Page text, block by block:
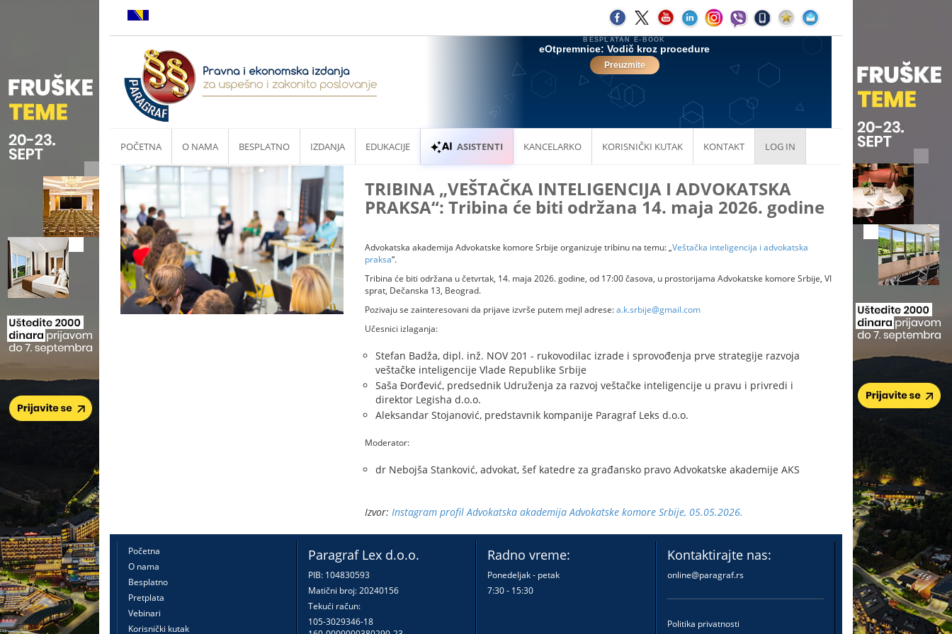
POČETNA O NAMA BESPLATNO IZDANJA EDUKACIJE ASISTENTI KANCELARKO KORISNIČKI KUTAK KONTAKT LOG IN
TRIBINA „VEŠTAČKA INTELIGENCIJA I ADVOKATSKA
PRAKSA“: Tribina će biti održana 14. maja 2026. godine
Advokatska akademija Advokatske komore Srbije organizuje tribinu na temu: „Veštačka inteligencija i advokatska
praksa“.
Tribina će biti održana u četvrtak, 14. maja 2026. godine, od 17:00 časova, u prostorijama Advokatske komore Srbije, VI
sprat, Dečanska 13, Beograd.
Pozivaju se zainteresovani da prijave izvrše putem mejl adrese:a.k.srbije@gmail.com
Učesnici izlaganja:
Stefan Badža, dipl. inž. NOV 201 - rukovodilac izrade i sprovođenja prve strategije razvoja
veštačke inteligencije Vlade Republike Srbije
Saša Đorđević, predsednik Udruženja za razvoj veštačke inteligencije u pravu i privredi i
direktor Legisha d.o.o.
Aleksandar Stojanović, predstavnik kompanije Paragraf Leks d.o.o.
Moderator:
dr Nebojša Stanković, advokat, šef katedre za građansko pravo Advokatske akademije AKS
Izvor: Instagram profil Advokatska akademija Advokatske komore Srbije, 05.05.2026.
Početna
O nama
Besplatno
Pretplata
Vebinari
Korisnički kutak
Paragraf Lex d.o.o.
PIB: 104830593
Matični broj: 20240156
Tekući račun:
105-3029346-18
Radno vreme:
Ponedeljak - petak
7:30 - 15:30
Kontaktirajte nas:
online@paragraf.rs
Politika privatnosti